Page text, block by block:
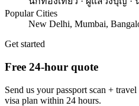
Popular Cities
New Delhi, Mumbai,
Get started
Free 24-hour quote
Send us your passport scan +
visa plan within 24 hours.